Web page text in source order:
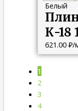
Белый
К-18
621.00 ₽/
1
2
3
4